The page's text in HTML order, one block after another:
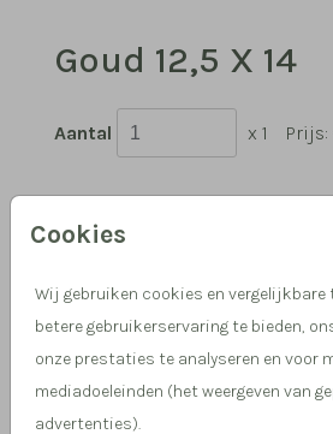
Cookies
Wij gebruiken cookies en vergelijkbare
betere gebruikerservaring te bieden,
onze prestaties te analyseren en voor
mediadoeleinden (het weergeven van
advertenties).
Goud 12,5 X 14
Aantal x 1 Prijs:
Meer dan 15 jaar